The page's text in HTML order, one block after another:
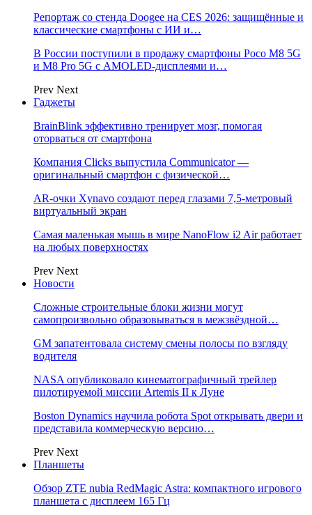
Репортаж со стенда Doogee на CES 2026: защищённые и
классические смартфоны с ИИ и…
В России поступили в продажу смартфоны Poco M8 5G
и M8 Pro 5G с AMOLED-дисплеями и…
Prev Next
Гаджеты
BrainBlink эффективно тренирует мозг, помогая
оторваться от смартфона
Компания Clicks выпустила Communicator —
оригинальный смартфон с физической…
AR-очки Xynavo создают перед глазами 7,5-метровый
виртуальный экран
Самая маленькая мышь в мире NanoFlow i2 Air работает
на любых поверхностях
Prev Next
Новости
Сложные строительные блоки жизни могут
самопроизвольно образовываться в межзвёздной…
GM запатентовала систему смены полосы по взгляду
водителя
NASA опубликовало кинематографичный трейлер
пилотируемой миссии Artemis II к Луне
Boston Dynamics научила робота Spot открывать двери и
представила коммерческую версию…
Prev Next
Планшеты
Обзор ZTE nubia RedMagic Astra: компактного игрового
планшета с дисплеем 165 Гц